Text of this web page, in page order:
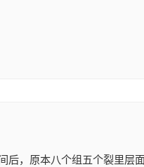
后，原本八个组五个裂里